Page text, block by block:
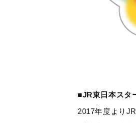
■JR東日本スタ
2017年度より